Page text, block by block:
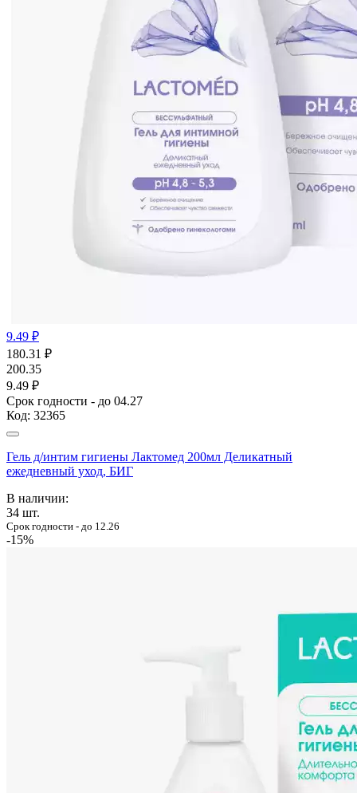
9.49 ₽
180.31 ₽
200.35
9.49 ₽
Срок годности - до 04.27
Код: 32365
Гель д/интим гигиены Лактомед 200мл Деликатный
ежедневный уход, БИГ
В наличии:
34 шт.
Срок годности - до 12.26
-15%